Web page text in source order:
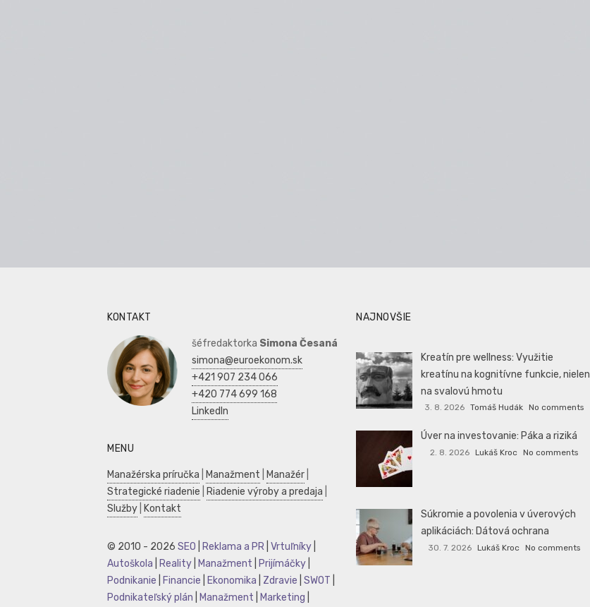
KONTAKT
šéfredaktorka Simona Česaná
simona@euroekonom.sk
+421 907 234 066
+420 774 699 168
LinkedIn
MENU
Manažérska príručka Manažment Manažér
Strategické riadenie
Riadenie výroby a predaja
Služby
Kontakt
© 2010 - 2026 SEO Reklama a PR Vrtuľníky
Autoškola
Reality Manažment Prijímáčky
Podnikanie
Financie Ekonomika Zdravie SWOT
Podnikateľský plán
Manažment Marketing
NAJNOVŠIE
Kreatín pre wellness: Využitie
kreatínu na kognitívne funkcie, nielen
na svalovú hmotu
3. 8. 2026 Tomáš Hudák No comments
Úver na investovanie: Páka a riziká
2. 8. 2026 Lukáš Kroc No comments
Súkromie a povolenia v úverových
aplikáciách: Dátová ochrana
30. 7. 2026 Lukáš Kroc No comments